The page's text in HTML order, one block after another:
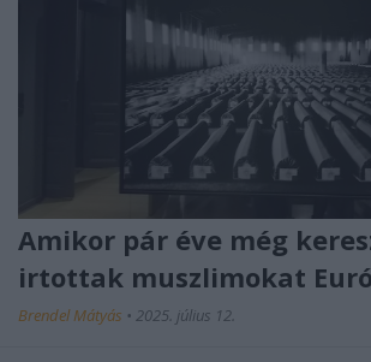
Amikor pár éve még
irtottak muszlimokat
Brendel Mátyás • 2025. július 12.